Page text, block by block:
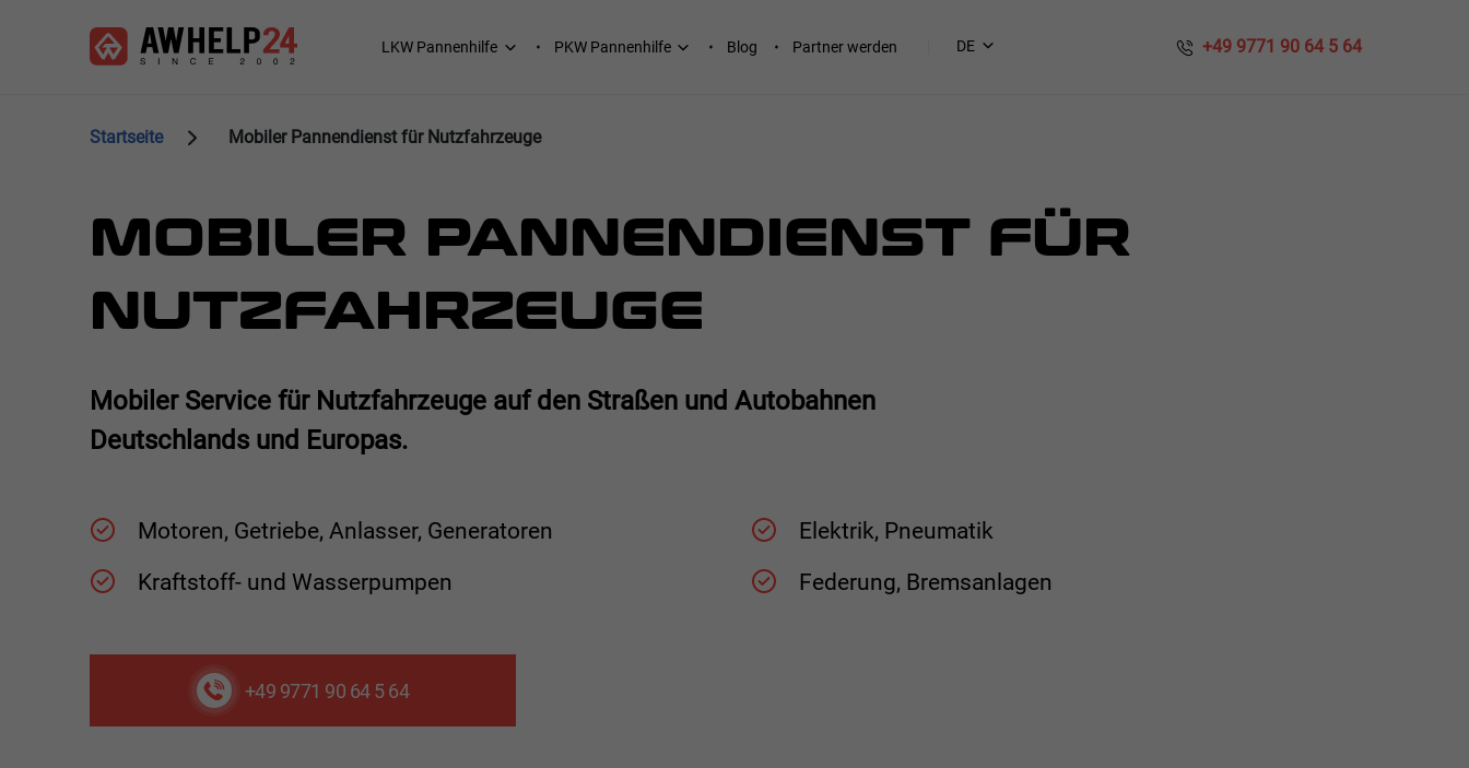
Main
LKW Pannenhilfe PKW Pannenhilfe Blog Partner werden DE ​​ +49 9771 90 64 5 64
Startseite Mobiler Pannendienst für Nutzfahrzeuge
MOBILER PANNENDIENST FÜR
NUTZFAHRZEUGE
Mobiler Service für Nutzfahrzeuge auf den Straßen und Autobahnen
Deutschlands und Europas.
Motoren, Getriebe, Anlasser, Generatoren
Elektrik, Pneumatik
Kraftstoff- und Wasserpumpen
Federung, Bremsanlagen
+49 9771 90 64 5 64